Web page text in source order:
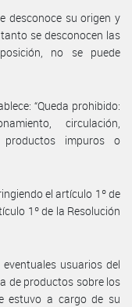
desconoce su origen y
se desconocen las
no se puede
“Queda prohibido:
circulación,
impuros o
el artículo 1º de
1º de la Resolución
usuarios del
de productos sobre los
estuvo a cargo de su